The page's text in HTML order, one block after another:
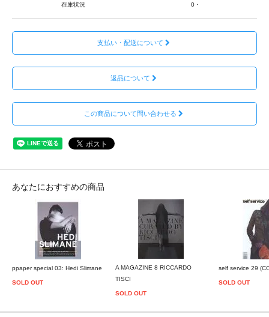
在庫状況 0・
支払い・配送について
返品について
この商品について問い合わせる
あなたにおすすめの商品
ppaper special 03: Hedi Slimane
SOLD OUT
A MAGAZINE 8 RICCARDO
TISCI
SOLD OUT
self service 29
SOLD OUT